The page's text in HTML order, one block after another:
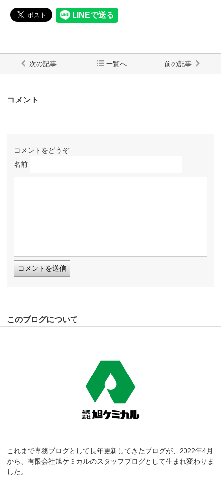
次の記事 一覧へ 前の記事
コメント
コメントをどうぞ
名前
このブログについて
これまで専務ブログとして長年更新してきたブログが、2022年4月
から、有限会社旭ケミカルのスタッフブログとして生まれ変わりま
した。